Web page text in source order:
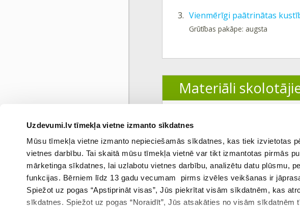
Uzdevumi.lv tīmekļa vietne izmanto sīkdatnes
Mūsu tīmekļa vietne izmanto nepieciešamās sīkdatnes, kas tiek izvietotas
vietnes darbību. Tai skaitā mūsu tīmekļa vietnē var tikt izmantotas pirmās
mārketinga sīkdatnes, lai uzlabotu vietnes darbību, analizētu datu plūsmu,
funkcijas. Bērniem līdz 13 gadu vecumam pirms izvēles veikšanas ir
Spiežot uz pogas “Apstiprināt visas”, Jūs piekrītat visām sīkdatnēm, kas
sīkdatnes. Spiežot uz pogas “Noraidīt”, Jūs atsakāties no visām
3. Vienmērīgi paātrinātas
Grūtības pakāpe: augsta
Materiāli
1. Satura rādītājs
Iepriekšējā tēma